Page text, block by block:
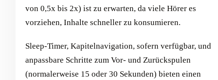
von 0,5x bis 2x) ist zu erwarten, da viele Hörer es
vorziehen, Inhalte schneller zu konsumieren.
Sleep-Timer, Kapitelnavigation, sofern verfügbar, und
anpassbare Schritte zum Vor- und Zurückspulen
(normalerweise 15 oder 30 Sekunden) bieten einen